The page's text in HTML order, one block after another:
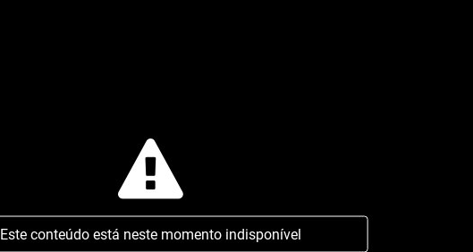
Este conteúdo está neste momento indisponível